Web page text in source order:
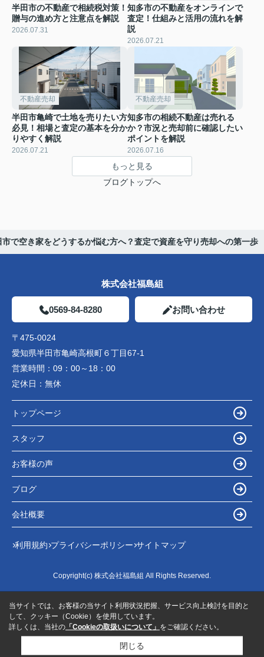
半田市の不動産で相続税対策！
贈与の進め方と注意点を解説
2026.07.31
知多市の不動産をオンラインで
査定！仕組みと活用の流れを解
説
2026.07.21
不動産売却
半田市亀崎で土地を売りたい方
必見！相場と査定の基本を分か
りやすく解説
2026.07.21
不動産売却
知多市の相続不動産は売れる
か？市況と売却前に確認したい
ポイントを解説
2026.07.16
もっと見る
ブログトップへ
市で空き家をどうするか悩む方へ？査定で資産を守り売却への第一歩
株式会社福島組
0569-84-8280 お問い合わせ
〒475-0024
愛知県半田市亀崎高根町６丁目67-1
営業時間： 09：00～18：00
定休日： 無休
トップページ
スタッフ
お客様の声
ブログ
会社概要
利用規約 プライバシーポリシー サイトマップ
Copyright(c) 株式会社福島組 All Rights Reserved.
当サイトでは、お客様の当サイト利用状況把握、サービス向上検討を目的と
して、クッキー（Cookie）を使用しています。
詳しくは、当社の 「Cookieの取扱いについて」 をご確認ください。
閉じる